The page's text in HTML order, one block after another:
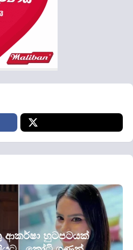
ආකර්ෂා හුටපටයක්